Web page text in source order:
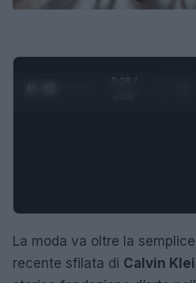
0:29 /
La moda va oltre la
recente sfilata di Calvin